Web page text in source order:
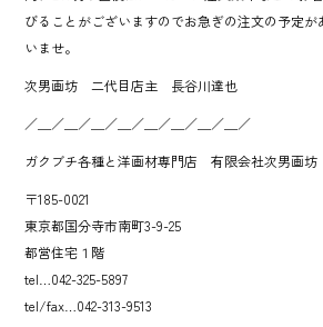
びることがございますのでお急ぎの注文の予定
いませ。
次男画坊 二代目店主 長谷川達也
／＿／＿／＿／＿／＿／＿／＿／＿／
ガクブチ各種と洋画材専門店 有限会社次男画坊
〒185-0021
東京都国分寺市南町3-9-25
都営住宅１階
tel…042-325-5897
tel/fax…042-313-9513